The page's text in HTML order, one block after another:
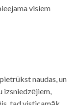
visiem
naudas, un
izsniedzējiem,